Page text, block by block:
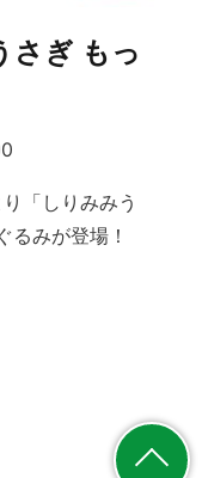
ぎ もっ
「しりみみう
るみが登場！